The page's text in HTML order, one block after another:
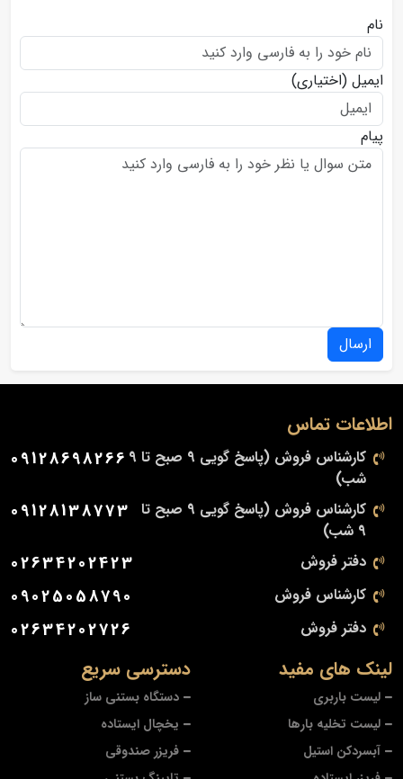
نام
ایمیل (اختیاری)
پیام
ارسال
دسترسی سریع
دستگاه بستنی ساز
یخچال ایستاده
فریزر صندوقی
لینک های مفید
لیست باربری
لیست تخلیه بارها
آبسردکن استیل
اطلاعات تماس
کارشناس فروش (پاسخ گویی 9 صبح تا 9
شب)
09128698266
کارشناس فروش (پاسخ گویی 9 صبح تا
9 شب)
09128138773
دفتر فروش 02634202423
کارشناس فروش 09025058790
دفتر فروش 02634202726